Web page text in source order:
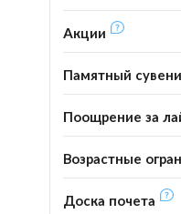
Акции
Памятный
Поощрение за
Возрастные
Доска почета